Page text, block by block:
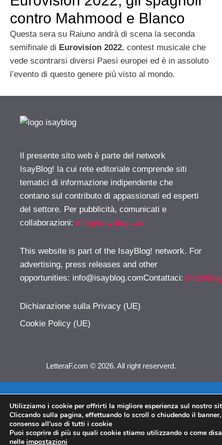
contro Mahmood e Blanco
Questa sera su Raiuno andrà di scena la seconda
semifinale di Eurovision 2022, contest musicale che
vede scontrarsi diversi Paesi europei ed è in assoluto
l’evento di questo genere più visto al mondo.
Il presente sito web è parte del network
IsayBlog! la cui rete editoriale comprende siti
tematici di informazione indipendente che
contano sul contributo di appassionati ed esperti
del settore. Per pubblicità, comunicati e
collaborazioni: info@isayblog.com
This website is part of the IsayBlog! network. For
advertising, press releases and other
opportunities: info@isayblog.comContattaci:
Dichiarazione sulla Privacy (UE)
Cookie Policy (UE)
LetteraF.com © 2026. All right reserverd.
Utilizziamo i cookie per offrirti la migliore esperienza sul nostro
Cliccando sulla pagina, effettuando lo scroll o chiudendo il
consenso all’uso di tutti i cookie
Puoi scoprire di più su quali cookie stiamo utilizzando o come
nelle impostazioni